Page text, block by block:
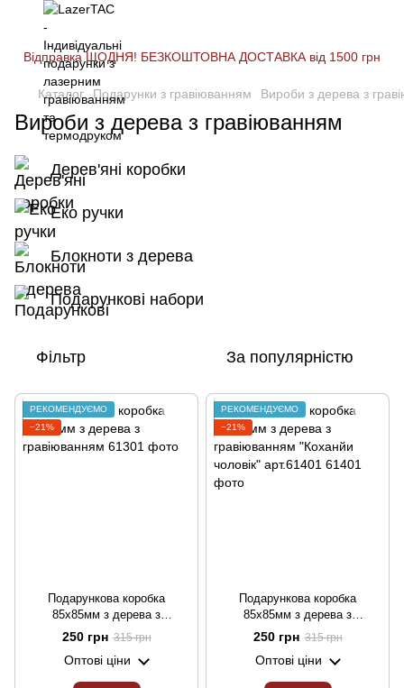
Відправка ЩОДНЯ! БЕЗКОШТОВНА ДОСТАВКА від 1500 грн
Каталог Подарунки з гравіюванням Вироби з дерева з
Вироби з дерева з гравіюванням
Дерев'яні коробки
Еко ручки
Блокноти з дерева
Подарункові набори
Фільтр За популярністю
РЕКОМЕНДУЄМО
−21%
Подарункова коробка
85х85мм з дерева з
гравіюванням
250 грн 315 грн
Оптові ціни
РЕКОМЕНДУЄМО
−21%
Подарункова коробка
85х85мм з дерева з
гравіюванням "Коханйи
чоловік" арт.61401
250 грн 315 грн
Оптові ціни